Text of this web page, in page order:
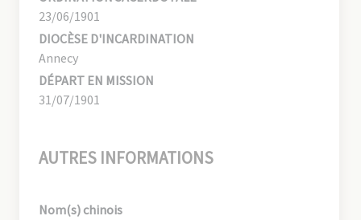
23/06/1901
DIOCÈSE D'INCARDINATION
Annecy
DÉPART EN MISSION
31/07/1901
AUTRES INFORMATIONS
Nom(s) chinois